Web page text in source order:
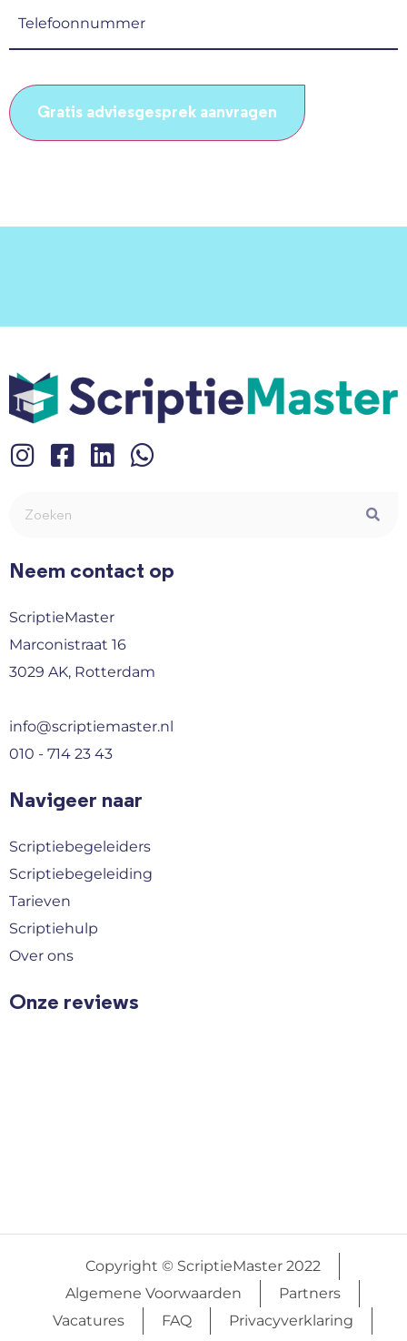
Neem contact op
ScriptieMaster
Marconistraat 16
3029 AK, Rotterdam
info@scriptiemaster.nl
010 - 714 23 43
Navigeer naar
Scriptiebegeleiders
Scriptiebegeleiding
Tarieven
Scriptiehulp
Over ons
Onze reviews
Copyright © ScriptieMaster 2022
Algemene Voorwaarden
Partners
Vacatures
FAQ
Privacyverklaring